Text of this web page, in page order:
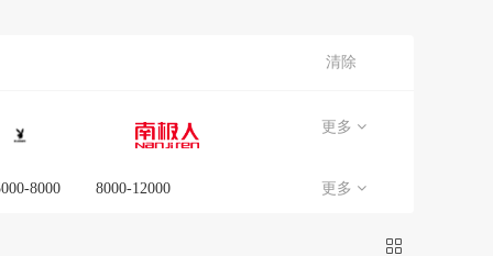
清除
更多
8000 8000-12000 更多